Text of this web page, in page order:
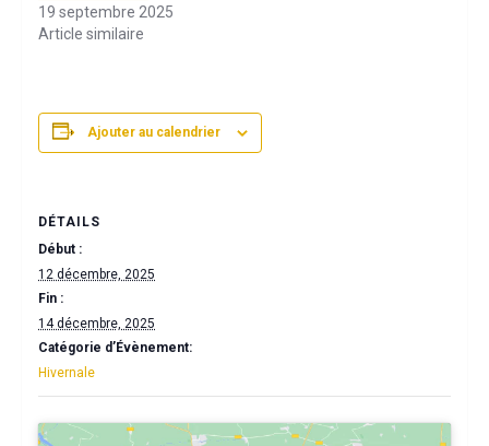
19 septembre 2025
Article similaire
Ajouter au calendrier
DÉTAILS
Début :
12 décembre, 2025
Fin :
14 décembre, 2025
Catégorie d’Évènement:
Hivernale